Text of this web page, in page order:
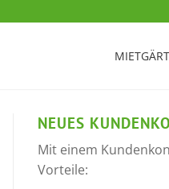
NEUES
Mit einem
Vorteile: